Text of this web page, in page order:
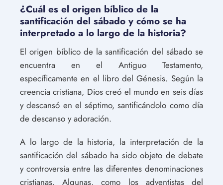
¿Cuál es el origen bíblico de la
santificación del sábado y cómo se ha
interpretado a lo largo de la historia?
El origen bíblico de la santificación del sábado se
encuentra en el Antiguo Testamento,
específicamente en el libro del Génesis. Según la
creencia cristiana, Dios creó el mundo en seis días
y descansó en el séptimo, santificándolo como día
de descanso y adoración.
A lo largo de la historia, la interpretación de la
santificación del sábado ha sido objeto de debate
y controversia entre las diferentes denominaciones
cristianas. Algunas, como los adventistas del